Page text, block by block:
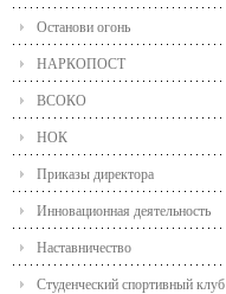
Останови огонь
НАРКОПОСТ
ВСОКО
НОК
Приказы директора
Инновационная деятельность
Наставничество
Студенческий спортивный клуб